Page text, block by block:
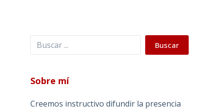
Buscar Buscar
Sobre mí
Creemos instructivo difundir la presencia